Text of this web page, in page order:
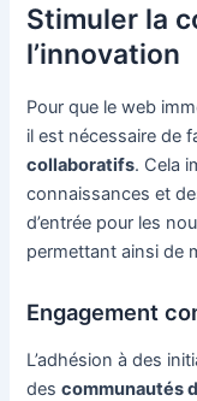
Stimuler la
l’innovation
Pour que le web
il est nécessaire de
collaboratifs. Cela
connaissances et
d’entrée pour les
permettant ainsi de
Engagement
L’adhésion à des
descommunautés